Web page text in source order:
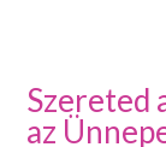
Szereted
az